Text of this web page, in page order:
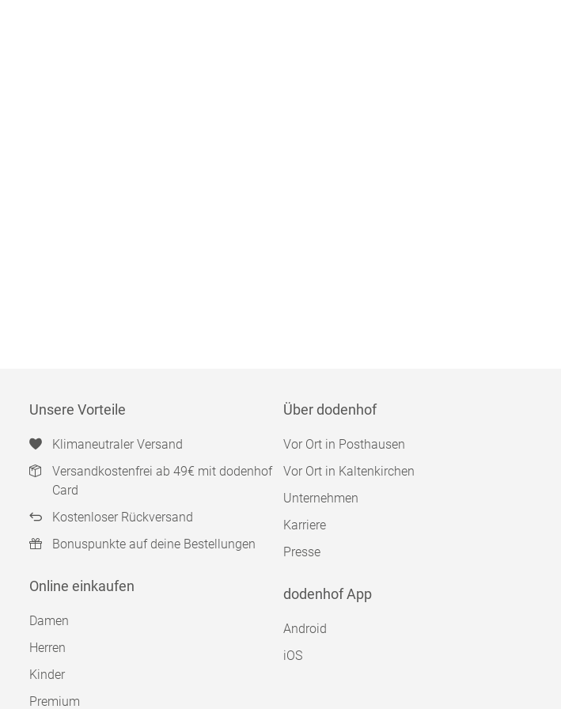
Unsere Vorteile
Klimaneutraler Versand
Versandkostenfrei ab 49€ mit dodenhof
Card
Kostenloser Rückversand
Bonuspunkte auf deine Bestellungen
Online einkaufen
Damen
Herren
Kinder
Premium
Über dodenhof
Vor Ort in Posthausen
Vor Ort in Kaltenkirchen
Unternehmen
Karriere
Presse
dodenhof App
Android
iOS